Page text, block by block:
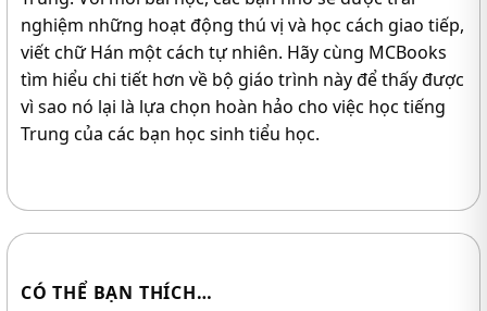
nghiệm những hoạt động thú vị và học cách giao tiếp,
viết chữ Hán một cách tự nhiên. Hãy cùng MCBooks
tìm hiểu chi tiết hơn về bộ giáo trình này để thấy được
vì sao nó lại là lựa chọn hoàn hảo cho việc học tiếng
Trung của các bạn học sinh tiểu học.
CÓ THỂ BẠN THÍCH…